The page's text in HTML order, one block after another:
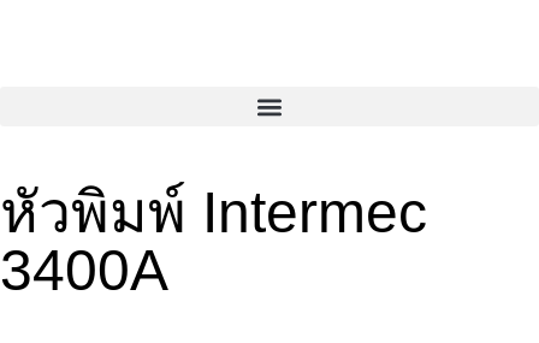
หัวพิมพ์ Intermec
3400A